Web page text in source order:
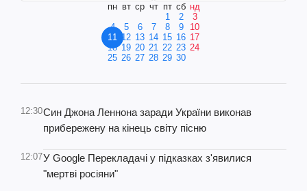
пн вт ср чт пт сб нд
1
2
3
4
5 6 7 8 9
10
11 12 13 14 15 16 17
18 19 20 21 22 23 24
25 26 27 28 29 30
12:30Син Джона Леннона заради України виконав
прибережену на кінець світу пісню
12:07У Google Перекладачі у підказках з'явилися
"мертві росіяни"